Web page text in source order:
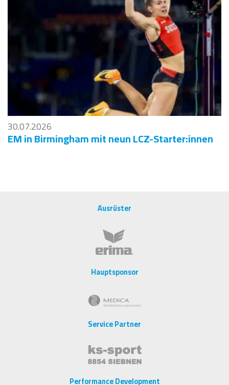
30.07.2026
EM in Birmingham mit neun LCZ-Starter:innen
Ausrüster
Hauptsponsor
Service Partner
Performance Development